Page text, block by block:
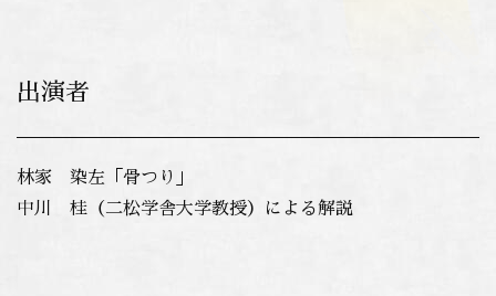
出演者
林家 染左「骨つり」
中川 桂（二松学舎大学教授）による解説